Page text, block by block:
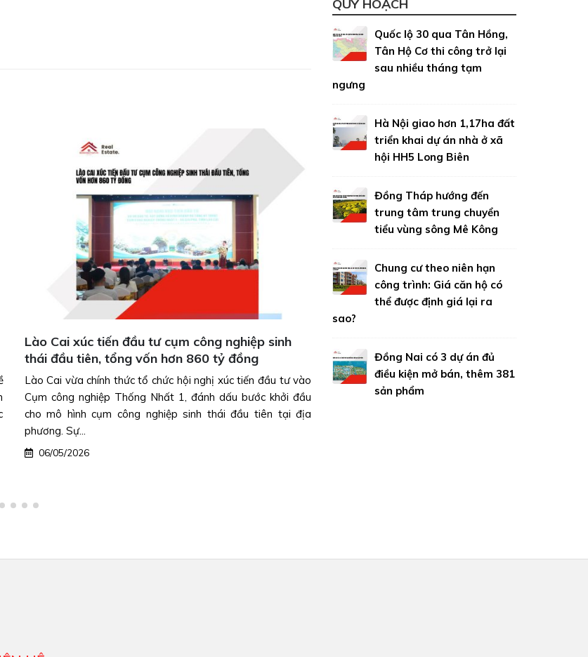
Đồng Nai mời gọi đầu tư dự án đô thị sinh thái
hơn 14.200 tỷ đồng tại xã Phước An
UBND Đồng Nai vừa phát đi thông báo công khai mời gọi
nhà đầu tư quan tâm đến dự án Khu phức hợp đô thị sinh
thái và công viên chuyên đề tại xã Phước An với tổng mức...
04/05/2026
dụng trong tháng 10
Đưa dự án kè hơn 270 tỷ ở Đồng Tháp vào sử
tháng 10Dự án kè Hổ Cứ, đoạn nối dài đến cầu
QUY HOẠCH
Quốc lộ 30 qua Tân Hồng,
Tân Hộ Cơ thi công trở lại
sau nhiều tháng tạm
ngưng
Hà Nội giao hơn 1,17ha đất
triển khai dự án nhà ở xã
hội HH5 Long Biên
Đồng Tháp hướng đến
trung tâm trung chuyển
tiểu vùng sông Mê Kông
Chung cư theo niên hạn
công trình: Giá căn hộ có
thể được định giá lại ra
sao?
Đồng Nai có 3 dự án đủ
điều kiện mở bán, thêm 381
sản phẩm